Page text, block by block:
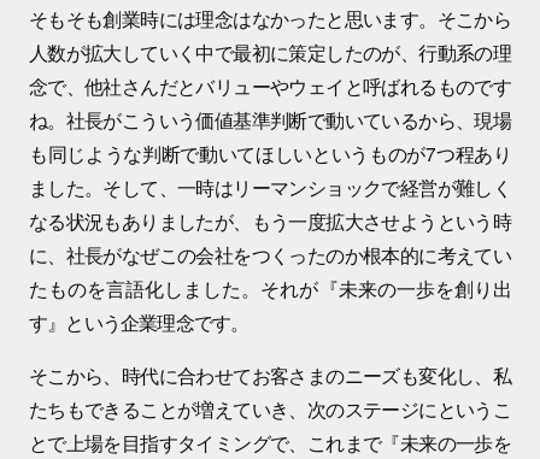
そもそも創業時には理念はなかったと思います。そこから
人数が拡大していく中で最初に策定したのが、行動系の理
念で、他社さんだとバリューやウェイと呼ばれるものです
ね。社長がこういう価値基準判断で動いているから、現場
も同じような判断で動いてほしいというものが7つ程あり
ました。そして、一時はリーマンショックで経営が難しく
なる状況もありましたが、もう一度拡大させようという時
に、社長がなぜこの会社をつくったのか根本的に考えてい
たものを言語化しました。それが『未来の一歩を創り出
す』という企業理念です。
そこから、時代に合わせてお客さまのニーズも変化し、私
たちもできることが増えていき、次のステージにというこ
とで上場を目指すタイミングで、これまで『未来の一歩を